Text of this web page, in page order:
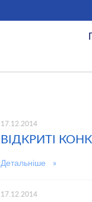
17.12.2014
ВІДКРИТІ
Детальніше »
17.12.2014